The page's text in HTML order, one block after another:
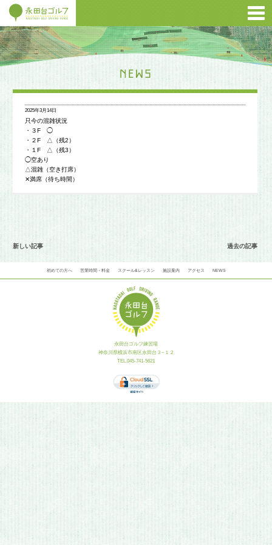
2025年3月14日
只今の混雑状況
・３F ◯
・２F △（残2）
・１F △（残3）
◯空あり
△混雑（空き打席）
✕満席（待ち時間）
新しい記事 過去の記事
初めての方へ 営業時間・料金 スクール&レッスン 施設案内 アクセス NEWS
永田台ゴルフ練習場
神奈川県横浜市南区永田台３−１２
TEL.045-741-5621